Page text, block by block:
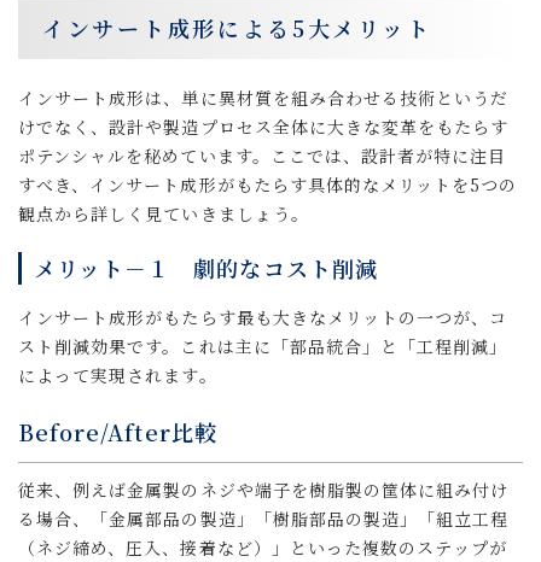
インサート成形による5大メリット
インサート成形は、単に異材質を組み合わせる技術というだ
けでなく、設計や製造プロセス全体に大きな変革をもたらす
ポテンシャルを秘めています。ここでは、設計者が特に注目
すべき、インサート成形がもたらす具体的なメリットを5つの
観点から詳しく見ていきましょう。
メリット－１ 劇的なコスト削減
インサート成形がもたらす最も大きなメリットの一つが、コ
スト削減効果です。これは主に「部品統合」と「工程削減」
によって実現されます。
Before/After比較
従来、例えば金属製のネジや端子を樹脂製の筐体に組み付け
る場合、「金属部品の製造」「樹脂部品の製造」「組立工程
（ネジ締め、圧入、接着など）」といった複数のステップが